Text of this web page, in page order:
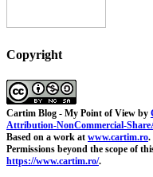
Copyright
Cartim Blog - My Point of View by
Attribution-NonCommercial-
Based on a work at www.cartim.ro.
Permissions beyond the scope of
https://www.cartim.ro/.